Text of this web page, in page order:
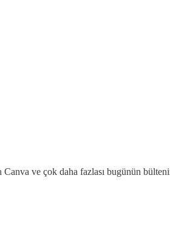
Canva ve çok daha fazlası bugünün